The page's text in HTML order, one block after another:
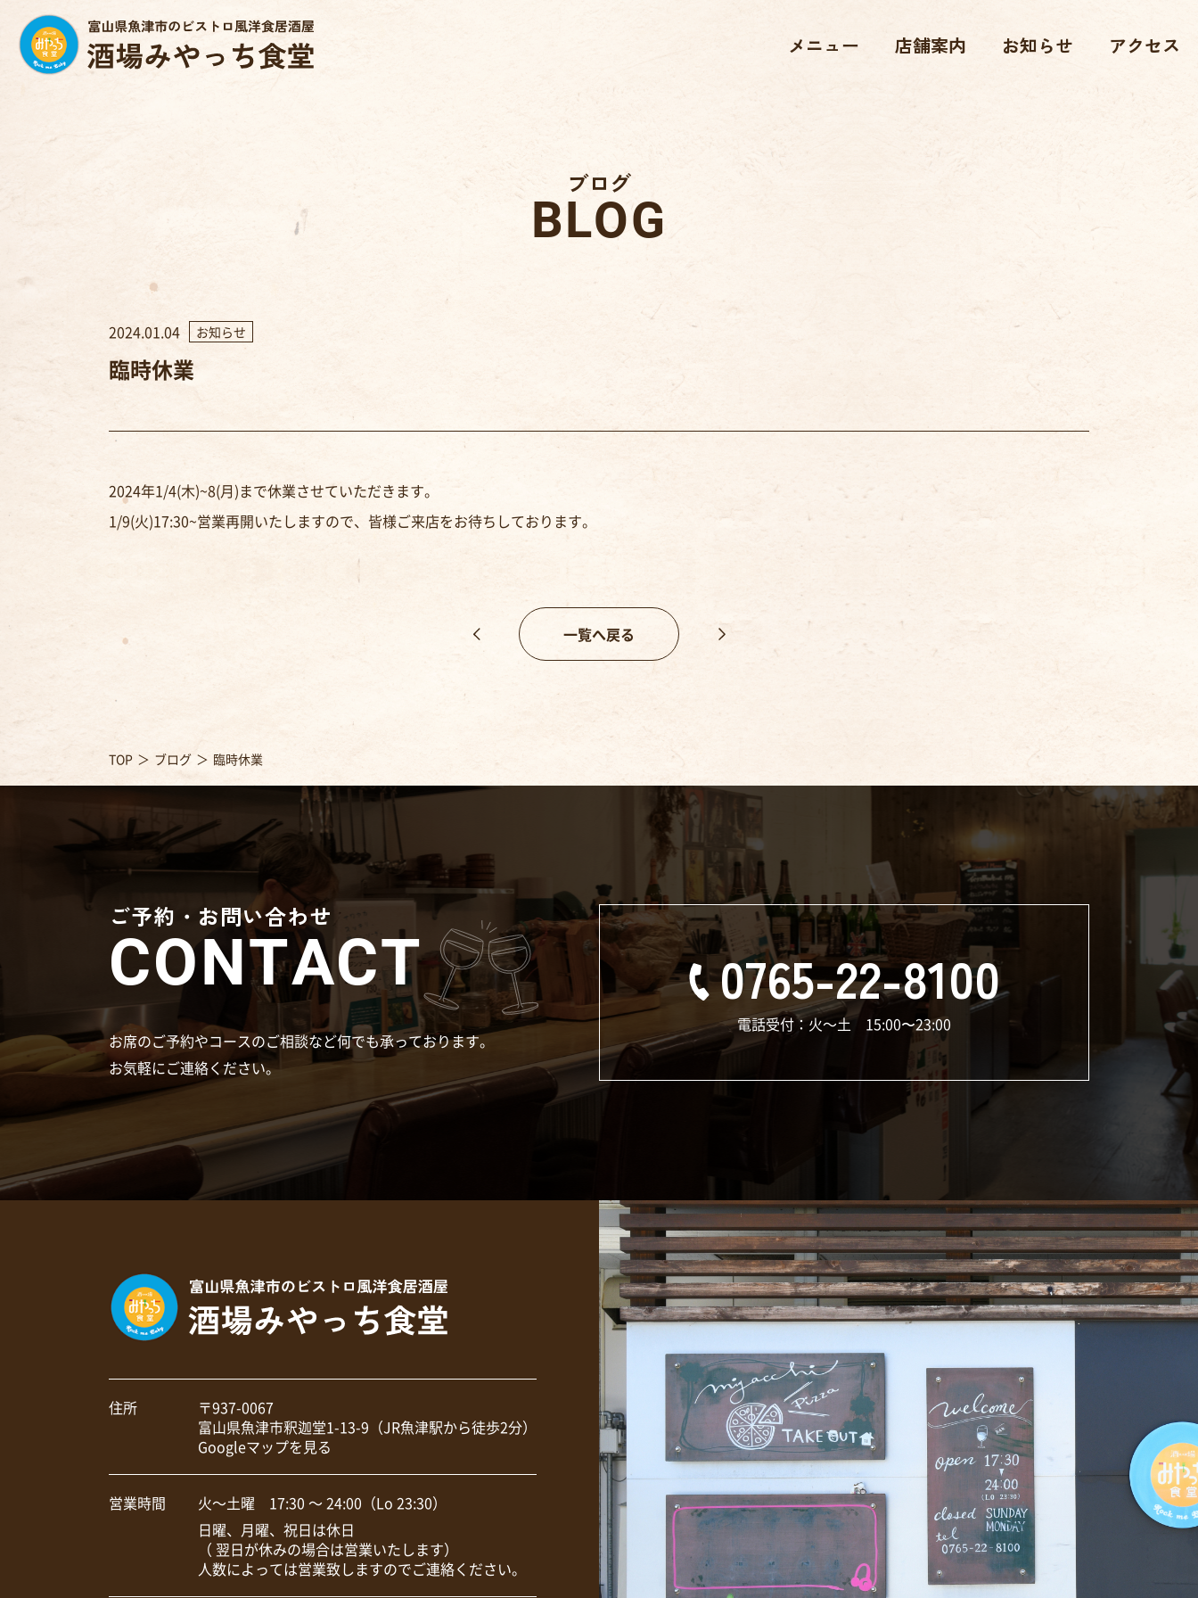
メニュー 店舗案内 お知らせ アクセス
ブログ
BLOG
2024.01.04 お知らせ
臨時休業
2024年1/4(木)~8(月)まで休業させていただきます。
1/9(火)17:30~営業再開いたしますので、皆様ご来店をお待ちしております。
一覧へ戻る
TOP ブログ 臨時休業
ご予約・お問い合わせ
CONTACT
お席のご予約やコースのご相談など何でも承っております。
お気軽にご連絡ください。
0765-22-8100
電話受付：火～土 15:00〜23:00
住所
〒937-0067
富山県魚津市釈迦堂1-13-9（JR魚津駅から徒歩2分）
Googleマップを見る
営業時間
火～土曜 17:30 ～ 24:00（Lo 23:30）
日曜、月曜、祝日は休日
（ 翌日が休みの場合は営業いたします）
人数によっては営業致しますのでご連絡ください。